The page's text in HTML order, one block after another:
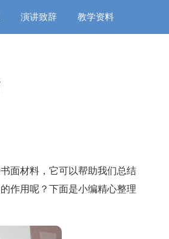
演讲致辞 教学资料
面材料，它可以帮助我们总结
作用呢？下面是小编精心整理